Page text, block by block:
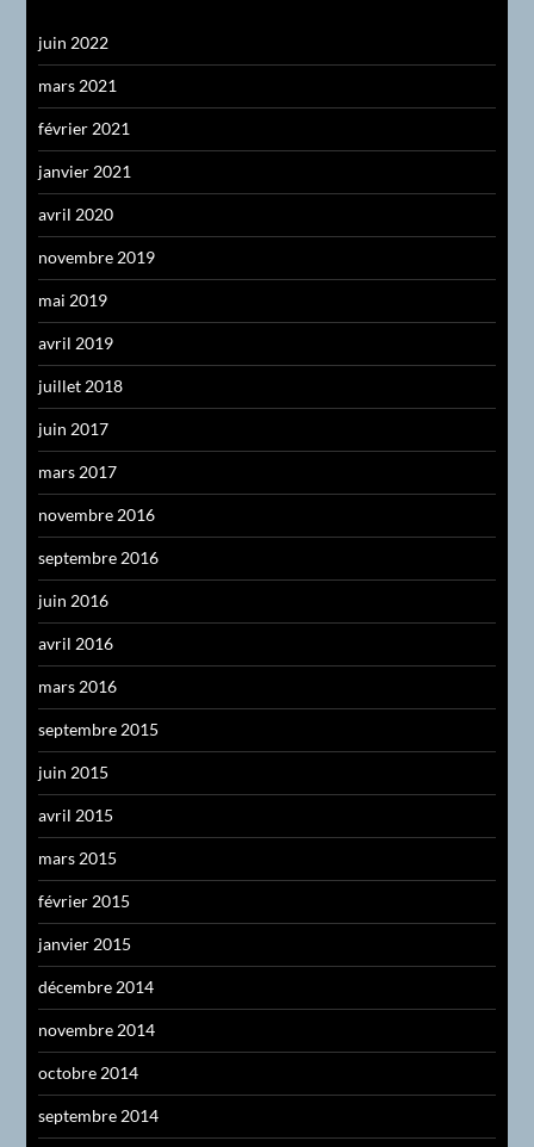
juin 2022
mars 2021
février 2021
janvier 2021
avril 2020
novembre 2019
mai 2019
avril 2019
juillet 2018
juin 2017
mars 2017
novembre 2016
septembre 2016
juin 2016
avril 2016
mars 2016
septembre 2015
juin 2015
avril 2015
mars 2015
février 2015
janvier 2015
décembre 2014
novembre 2014
octobre 2014
septembre 2014